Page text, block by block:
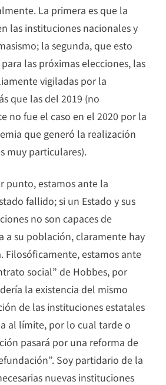
La primera es que la
las instituciones nacionales y
la segunda, que esto
las próximas elecciones, las
vigiladas por la
que las del 2019 (no
no fue el caso en el 2020 por la
que generó la realización
muy particulares).
punto, estamos ante la
fallido; si un Estado y sus
no son capaces de
a su población, claramente hay
Filosóficamente, estamos ante
social” de Hobbes, por
la existencia del mismo
de las instituciones estatales
al límite, por lo cual tarde o
pasará por una reforma de
Soy partidario de la
nuevas instituciones